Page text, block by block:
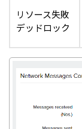
リソース失敗
デッドロック